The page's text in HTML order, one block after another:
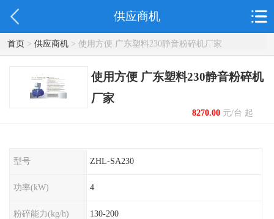
供应商机
首页> 供应商机> 使用方便 广东塑料230静音粉碎机厂家
使用方便 广东塑料230静音粉碎机
厂家
8270.00元/台 起
型号 ZHL-SA230
功率(kW) 4
粉碎能力(kg/h) 130-200